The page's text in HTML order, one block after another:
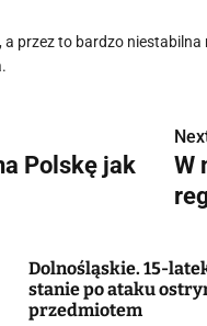
a przez to bardzo
Polskę jak
W
Dolnośląskie. 15-
stanie po ataku
przedmiotem